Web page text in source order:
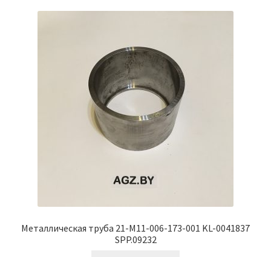
Металлическая труба 21-M11-006-173-001 KL-0041837
SPP.09232